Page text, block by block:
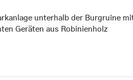
unterhalb der Burgruine
Geräten aus Robinienholz